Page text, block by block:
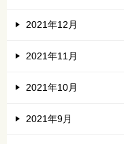
2021年12月
2021年11月
2021年10月
2021年9月